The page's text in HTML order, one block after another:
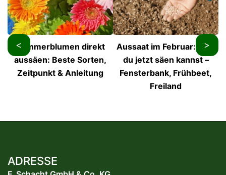
Sommerblumen direkt
aussäen: Beste Sorten,
Zeitpunkt & Anleitung
Aussaat im Februar: Was
du jetzt säen kannst –
Fensterbank, Frühbeet,
Freiland
< >
ADRESSE